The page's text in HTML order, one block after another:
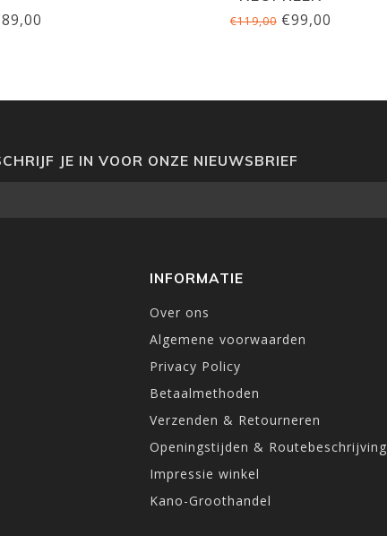
€119,00€99,00
JE IN VOOR ONZE NIEUWSBRIEF
INFORMATIE
Over ons
Algemene voorwaarden
Privacy Policy
Betaalmethoden
Verzenden & Retourneren
Openingstijden & Routebeschrijving
Impressie winkel
Kano-Groothandel